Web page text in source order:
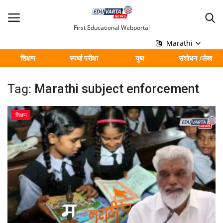
First Educational Webportal
Marathi
शिक्षण
स्पर्धा परीक्षा युथ संशोधन /लेख
मुख्य
Contact
शिक्षण
स्पर्धा परीक्षा
युथ
संशोधन /लेख
Tag: Marathi subject enforcement
शिक्षण